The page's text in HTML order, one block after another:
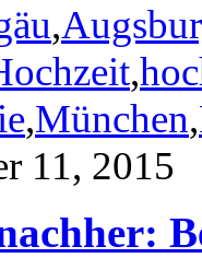
,
,
,München,
11, 2015